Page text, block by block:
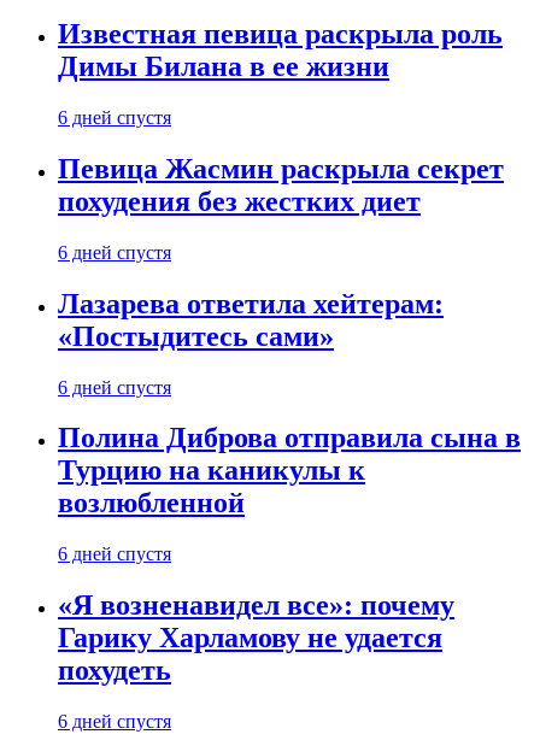
Известная певица раскрыла роль
Димы Билана в ее жизни
6 дней спустя
Певица Жасмин раскрыла секрет
похудения без жестких диет
6 дней спустя
Лазарева ответила хейтерам:
«Постыдитесь сами»
6 дней спустя
Полина Диброва отправила сына в
Турцию на каникулы к
возлюбленной
6 дней спустя
«Я возненавидел все»: почему
Гарику Харламову не удается
похудеть
6 дней спустя